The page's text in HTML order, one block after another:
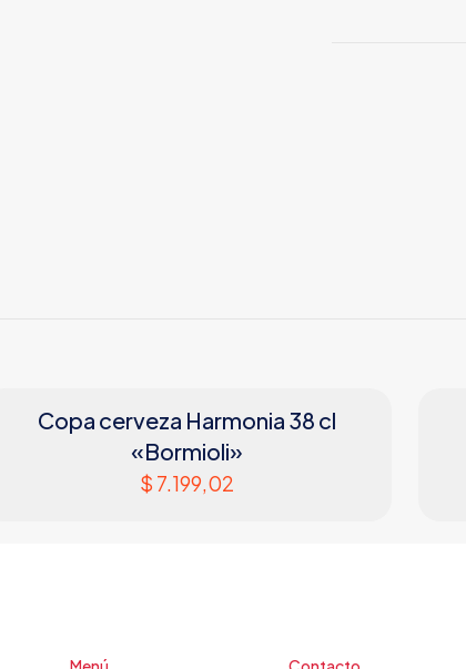
Copa cerveza Harmonia 38 cl
«Bormioli»
$ 7.199,02